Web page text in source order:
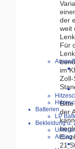
Batterien
LP
Bekleidung u.
Airbag
der
weit
Für
im
Zoll-
der
21